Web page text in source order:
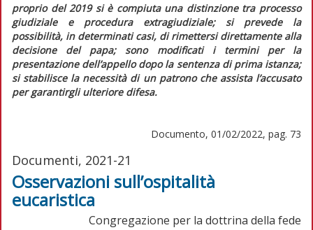
proprio del 2019 si è compiuta una distinzione tra processo
giudiziale e procedura extragiudiziale; si prevede la
possibilità, in determinati casi, di rimettersi direttamente alla
decisione del papa; sono modificati i termini per la
presentazione dell’appello dopo la sentenza di prima istanza;
si stabilisce la necessità di un patrono che assista l’accusato
per garantirgli ulteriore difesa.
Documento, 01/02/2022, pag. 73
Documenti, 2021-21
Osservazioni sull’ospitalità
eucaristica
Congregazione per la dottrina della fede